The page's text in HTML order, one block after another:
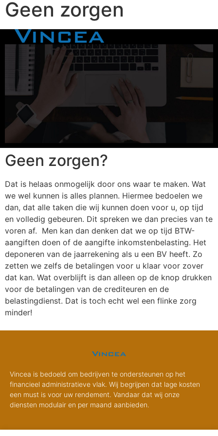
Geen zorgen
Geen zorgen?
Dat is helaas onmogelijk door ons waar te maken. Wat
we wel kunnen is alles plannen. Hiermee bedoelen we
dan, dat alle taken die wij kunnen doen voor u, op tijd
en volledig gebeuren. Dit spreken we dan precies van te
voren af. Men kan dan denken dat we op tijd BTW-
aangiften doen of de aangifte inkomstenbelasting. Het
deponeren van de jaarrekening als u een BV heeft. Zo
zetten we zelfs de betalingen voor u klaar voor zover
dat kan. Wat overblijft is dan alleen op de knop drukken
voor de betalingen van de crediteuren en de
belastingdienst. Dat is toch echt wel een flinke zorg
minder!
Vincea is bedoeld om bedrijven te ondersteunen op het
financieel administratieve vlak. Wij begrijpen dat lage kosten
een must is voor uw rendement. Vandaar dat wij onze
diensten modulair en per maand aanbieden.